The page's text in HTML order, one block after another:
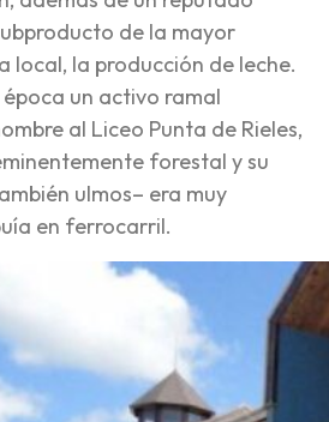
de la mayor
local, la producción de leche.
un activo ramal
al Liceo Punta de Rieles,
forestal y su
ulmos– era muy
en ferrocarril.